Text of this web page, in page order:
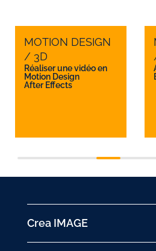
MOTION DESIGN
/ 3D
Réaliser une vidéo en
Motion Design
After Effects
Crea IMAGE